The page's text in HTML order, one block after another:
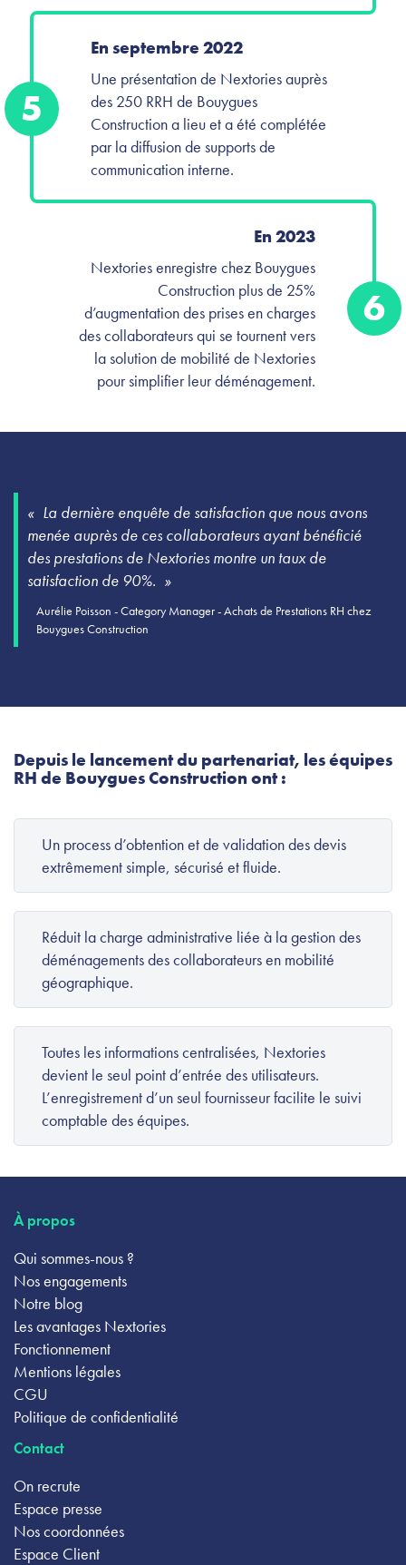
5
En septembre 2022
Une présentation de Nextories auprès
des 250 RRH de Bouygues
Construction a lieu et a été complétée
par la diffusion de supports de
communication interne.
6
En 2023
Nextories enregistre chez Bouygues
Construction plus de 25%
d’augmentation des prises en charges
des collaborateurs qui se tournent vers
la solution de mobilité de Nextories
pour simplifier leur déménagement.
La dernière enquête de satisfaction que nous avons
menée auprès de ces collaborateurs ayant bénéficié
des prestations de Nextories montre un taux de
satisfaction de 90%.
Aurélie Poisson - Category Manager - Achats de Prestations RH chez
Bouygues Construction
Depuis le lancement du partenariat, les équipes
RH de Bouygues Construction ont :
Un process d’obtention et de validation des devis
extrêmement simple, sécurisé et fluide.
Réduit la charge administrative liée à la gestion des
déménagements des collaborateurs en mobilité
géographique.
Toutes les informations centralisées, Nextories
devient le seul point d’entrée des utilisateurs.
L’enregistrement d’un seul fournisseur facilite le suivi
comptable des équipes.
À propos
Qui sommes-nous ?
Nos engagements
Notre blog
Les avantages Nextories
Fonctionnement
Mentions légales
CGU
Politique de confidentialité
Contact
On recrute
Espace presse
Nos coordonnées
Espace Client